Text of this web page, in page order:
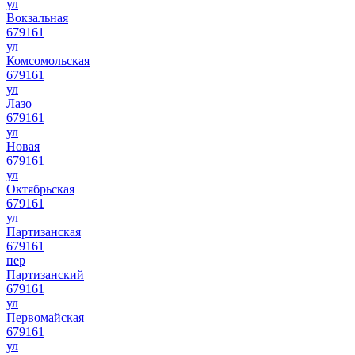
ул
Вокзальная
679161
ул
Комсомольская
679161
ул
Лазо
679161
ул
Новая
679161
ул
Октябрьская
679161
ул
Партизанская
679161
пер
Партизанский
679161
ул
Первомайская
679161
ул